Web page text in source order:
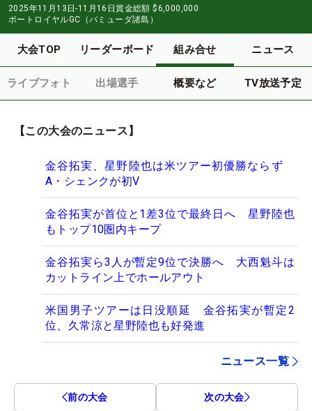
2025年11月13日-11月16日賞金総額 $6,000,000
ポートロイヤルGC（バミューダ諸島）
大会TOP リーダーボード 組み合せ ニュース
ライブフォト 出場選手 概要など TV放送予定
【この大会のニュース】
金谷拓実、星野陸也は米ツアー初優勝ならず
A・シェンクが初V
金谷拓実が首位と1差3位で最終日へ 星野陸也
もトップ10圏内キープ
金谷拓実ら3人が暫定9位で決勝へ 大西魁斗は
カットライン上でホールアウト
米国男子ツアーは日没順延 金谷拓実が暫定2
位、久常涼と星野陸也も好発進
ニュース一覧
前の大会 次の大会